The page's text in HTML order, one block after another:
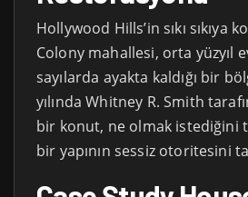
Hollywood Hills’in sıkı sıkıya
Colony mahallesi, orta yüzyıl
sayılarda ayakta kaldığı bir
yılında Whitney R. Smith
bir konut, ne olmak istediğini
bir yapının sessiz otoritesini